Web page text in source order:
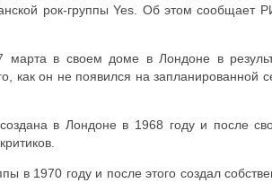
рок-группы Yes. Об этом сообщает
марта в своем доме в Лондоне в
как он не появился на запланированной
в Лондоне в 1968 году и после
в 1970 году и после этого создал